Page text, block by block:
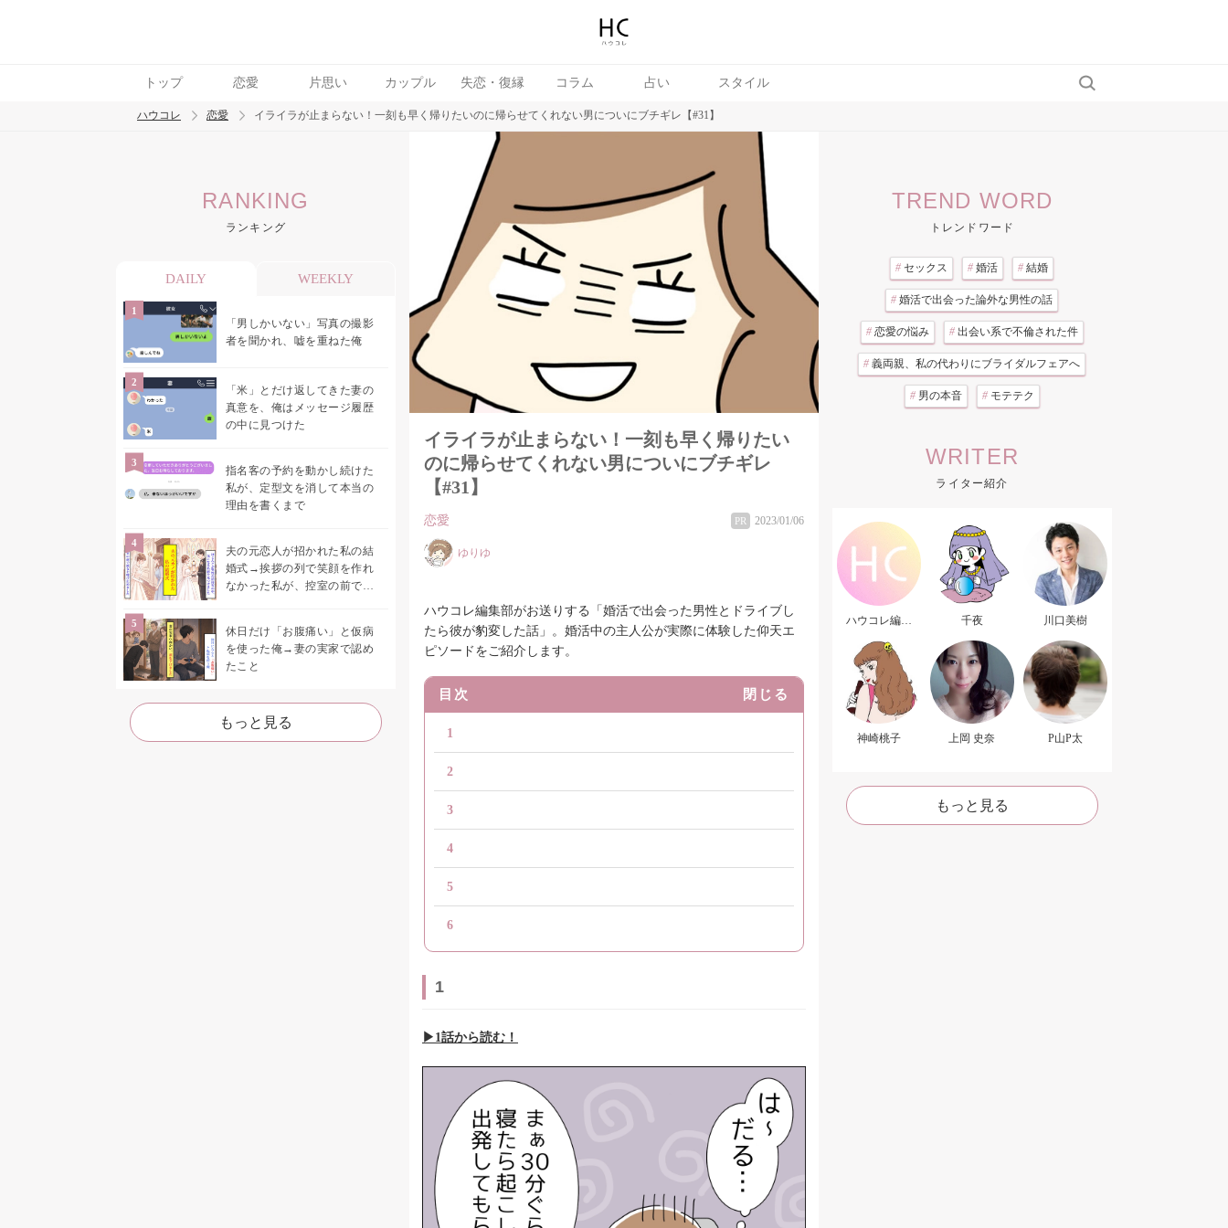
トップ 恋愛 片思い カップル 失恋・復縁 コラム 占い スタイル
トレンド ワード
ハウコレ 恋愛 イライラが止まらない！一刻も早く帰りたいのに帰らせてくれない男についにブチギレ【#31】
RANKING
ランキング
DAILY WEEKLY
「男しかいない」写真の撮影
者を聞かれ、嘘を重ねた俺
「米」とだけ返してきた妻の
真意を、俺はメッセージ履歴
の中に見つけた
指名客の予約を動かし続けた
私が、定型文を消して本当の
理由を書くまで
夫の元恋人が招かれた私の結
婚式→挨拶の列で笑顔を作れ
なかった私が、控室の前で彼
休日だけ「お腹痛い」と仮病
を使った俺→妻の実家で認め
たこと
もっと見る
イライラが止まらない！一刻も早く帰りたい
のに帰らせてくれない男についにブチギレ
【#31】
恋愛 PR 2023/01/06
ゆりゆ
ハウコレ編集部がお送りする「婚活で出会った男性とドライブし
たら彼が豹変した話」。婚活中の主人公が実際に体験した仰天エ
ピソードをご紹介します。
目次 閉じる
1
2
3
4
5
6
1
▶︎1話から読む！
TREND WORD
トレンドワード
# セックス # 婚活 # 結婚
# 婚活で出会った論外な男性の話
# 恋愛の悩み # 出会い系で不倫された件
# 義両親、私の代わりにブライダルフェアへ
# 男の本音 # モテテク
WRITER
ライター紹介
ハウコレ編集
千夜 川口美樹
神崎桃子 上岡 史奈 P山P太
もっと見る